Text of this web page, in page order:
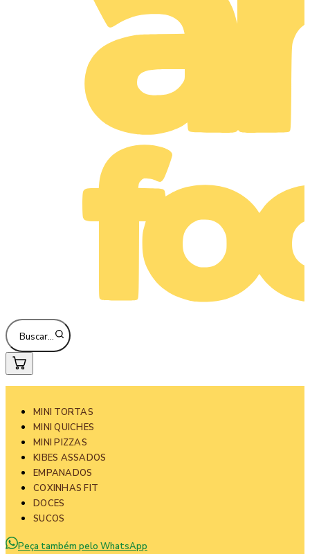
Buscar…
MINI TORTAS
MINI QUICHES
MINI PIZZAS
KIBES ASSADOS
EMPANADOS
COXINHAS FIT
DOCES
SUCOS
Peça também pelo WhatsApp